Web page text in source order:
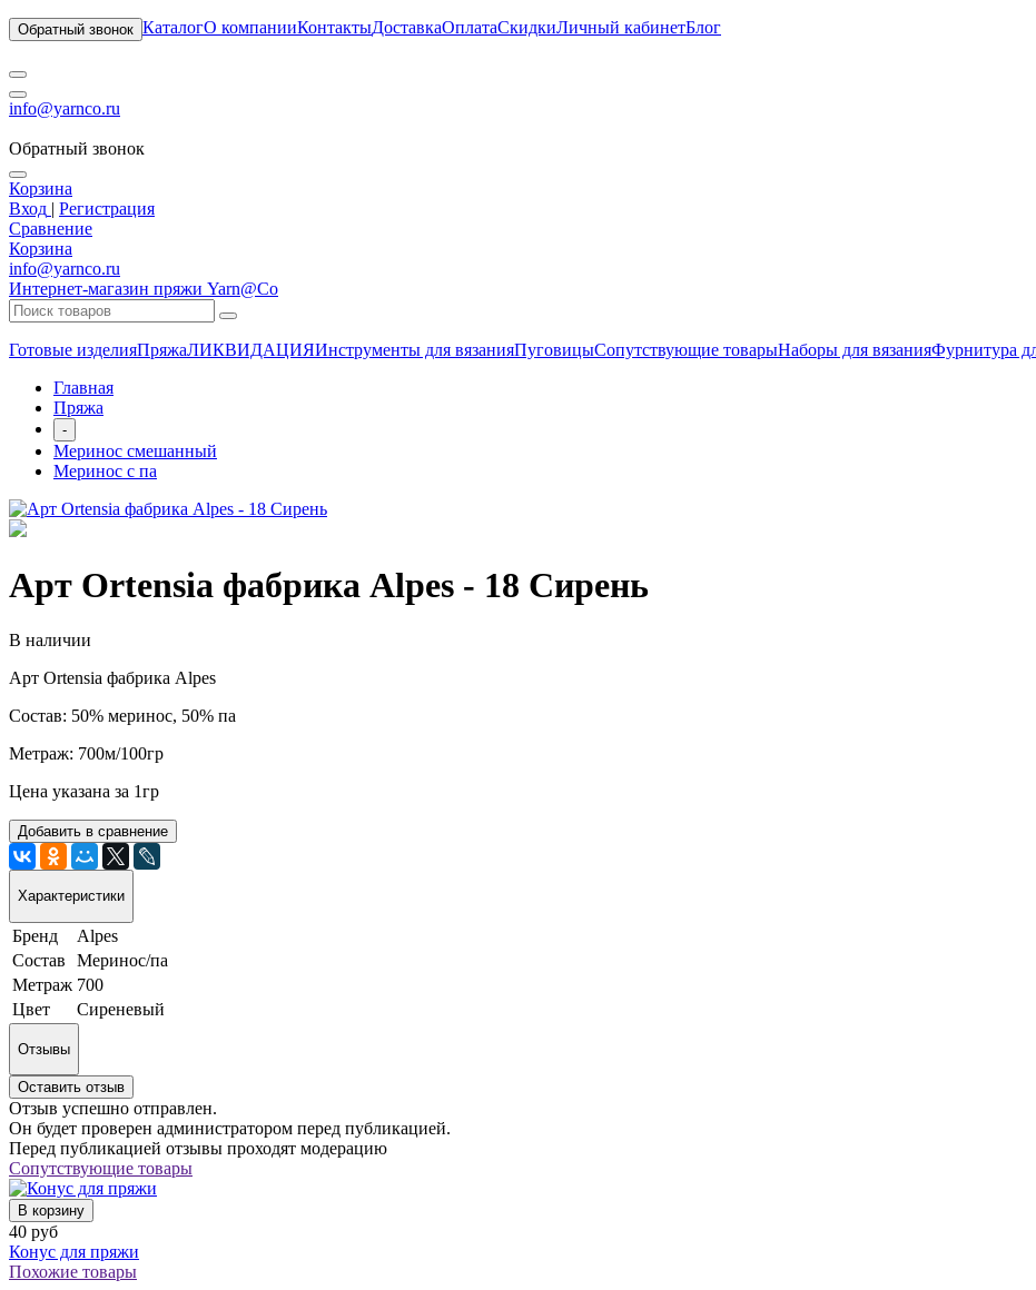
Обратный звонок КаталогО компанииКонтактыДоставкаОплатаСкидкиЛичный кабинетБлог
info@yarnco.ru
Обратный звонок
Корзина
Вход | Регистрация
Сравнение
Корзина
info@yarnco.ru
Интернет-магазин пряжи Yarn@Co
Готовые изделияПряжаЛИКВИДАЦИЯИнструменты для вязанияПуговицыСопутствующие товарыНаборы для вязанияФурнитура
Главная
Пряжа
-
Меринос смешанный
Меринос с па
Арт Ortensia фабрика Alpes - 18 Сирень
В наличии
Арт Ortensia фабрика Alpes
Состав: 50% меринос, 50% па
Метраж: 700м/100гр
Цена указана за 1гр
Добавить в сравнение
Характеристики
Бренд
Alpes
Состав
Меринос/па
Метраж 700
Цвет
Сиреневый
Отзывы
Оставить отзыв
Отзыв успешно отправлен.
Он будет проверен администратором перед публикацией.
Перед публикацией отзывы проходят модерацию
Сопутствующие товары
В корзину
40 руб
Конус для пряжи
Похожие товары